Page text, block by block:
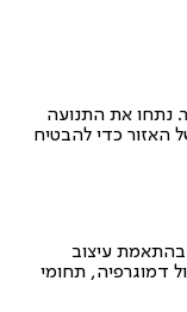
נתחו את התנועה
האזור כדי להבטיח
בהתאמת עיצוב
דמוגרפיה, תחומי